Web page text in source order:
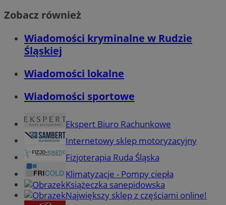
Zobacz również
Wiadomości kryminalne w Rudzie
Śląskiej
Wiadomości lokalne
Wiadomości sportowe
Ekspert Biuro Rachunkowe
Internetowy sklep motoryzacyjny
Fizjoterapia Ruda Śląska
Klimatyzacje - Pompy ciepła
Książeczka sanepidowska
Największy sklep z częściami online!